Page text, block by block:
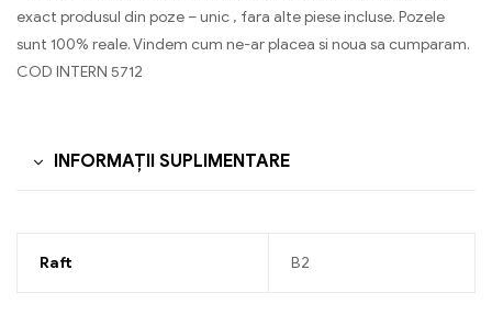
exact produsul din poze – unic , fara alte piese incluse. Pozele
sunt 100% reale. Vindem cum ne-ar placea si noua sa cumparam.
COD INTERN 5712
INFORMAȚII SUPLIMENTARE
Raft B2